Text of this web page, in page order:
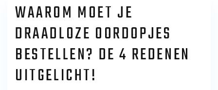
WAAROM MOET JE
DRAADLOZE OORDOPJES
BESTELLEN? DE 4 REDENEN
UITGELICHT!